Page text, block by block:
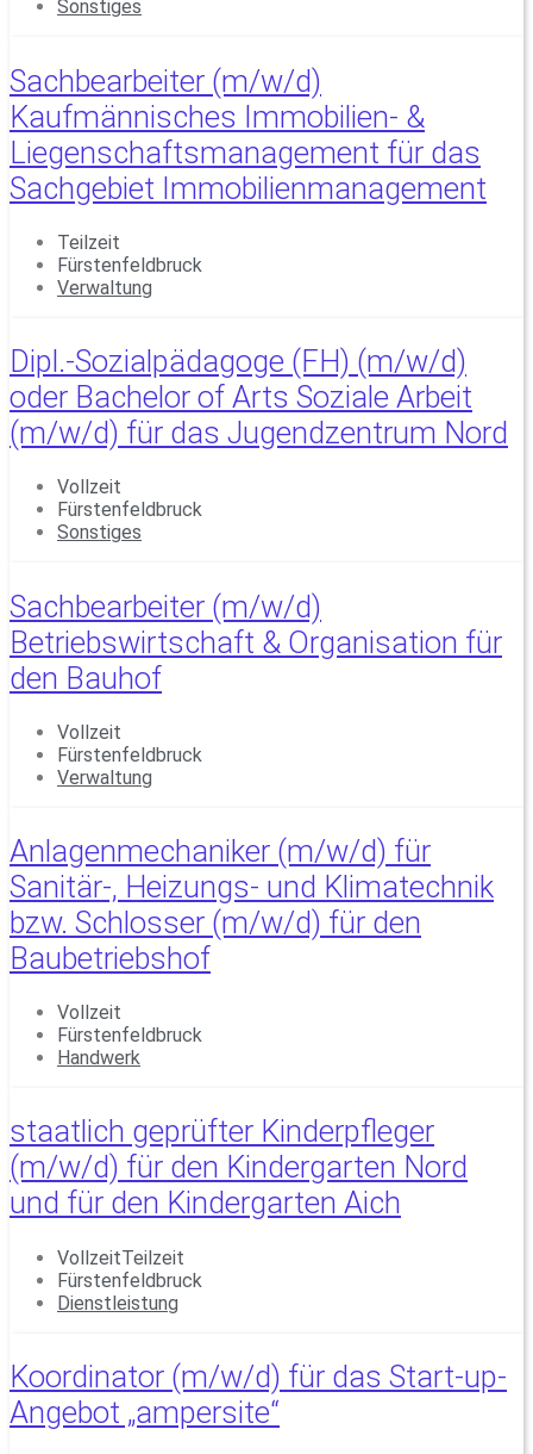
Sonstiges
Sachbearbeiter (m/w/d)
Kaufmännisches Immobilien- &
Liegenschaftsmanagement für das
Sachgebiet Immobilienmanagement
Teilzeit
Fürstenfeldbruck
Verwaltung
Dipl.-Sozialpädagoge (FH) (m/w/d)
oder Bachelor of Arts Soziale Arbeit
(m/w/d) für das Jugendzentrum Nord
Vollzeit
Fürstenfeldbruck
Sonstiges
Sachbearbeiter (m/w/d)
Betriebswirtschaft & Organisation für
den Bauhof
Vollzeit
Fürstenfeldbruck
Verwaltung
Anlagenmechaniker (m/w/d) für
Sanitär-, Heizungs- und Klimatechnik
bzw. Schlosser (m/w/d) für den
Baubetriebshof
Vollzeit
Fürstenfeldbruck
Handwerk
staatlich geprüfter Kinderpfleger
(m/w/d) für den Kindergarten Nord
und für den Kindergarten Aich
VollzeitTeilzeit
Fürstenfeldbruck
Dienstleistung
Koordinator (m/w/d) für das Start-up-
Angebot „ampersite“